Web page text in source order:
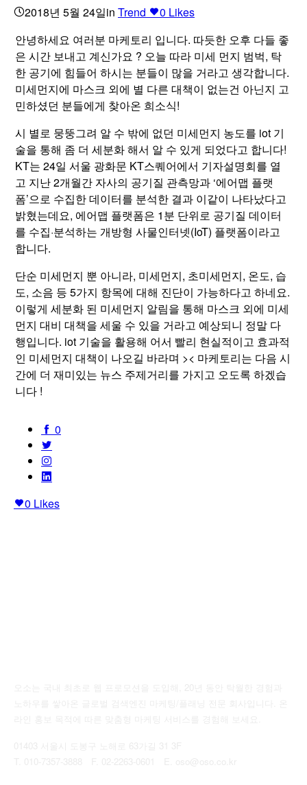
2018년 5월 24일in Trend 0 Likes
안녕하세요 여러분 마케토리 입니다. 따듯한 오후 다들 좋
은 시간 보내고 계신가요 ? 오늘 따라 미세 먼지 범벅, 탁
한 공기에 힘들어 하시는 분들이 많을 거라고 생각합니다.
미세먼지에 마스크 외에 별 다른 대책이 없는건 아닌지 고
민하셨던 분들에게 찾아온 희소식!
시 별로 뭉뚱그려 알 수 밖에 없던 미세먼지 농도를 iot 기
술을 통해 좀 더 세분화 해서 알 수 있게 되었다고 합니다!
KT는 24일 서울 광화문 KT스퀘어에서 기자설명회를 열
고 지난 2개월간 자사의 공기질 관측망과 ‘에어맵 플랫
폼’으로 수집한 데이터를 분석한 결과 이같이 나타났다고
밝혔는데요, 에어맵 플랫폼은 1분 단위로 공기질 데이터
를 수집·분석하는 개방형 사물인터넷(IoT) 플랫폼이라고
합니다.
단순 미세먼지 뿐 아니라, 미세먼지, 초미세먼지, 온도, 습
도, 소음 등 5가지 항목에 대해 진단이 가능하다고 하네요.
이렇게 세분화 된 미세먼지 알림을 통해 마스크 외에 미세
먼지 대비 대책을 세울 수 있을 거라고 예상되니 정말 다
행입니다. iot 기술을 활용해 어서 빨리 현실적이고 효과적
인 미세먼지 대책이 나오길 바라며 >< 마케토리는 다음 시
간에 더 재미있는 뉴스 주제거리를 가지고 오도록 하겠습
니다 !
0
0 Likes